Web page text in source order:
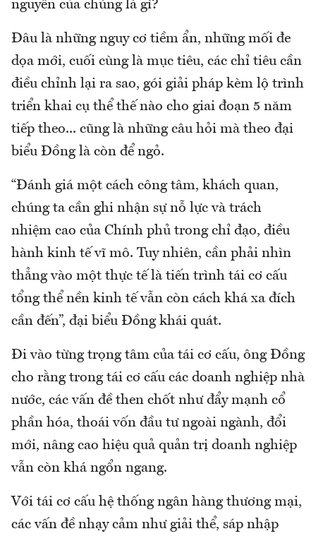
nguyên của chúng là gì?
Đâu là những nguy cơ tiềm ẩn, những mối đe
dọa mới, cuối cùng là mục tiêu, các chỉ tiêu cần
điều chỉnh lại ra sao, gói giải pháp kèm lộ trình
triển khai cụ thể thế nào cho giai đoạn 5 năm
tiếp theo... cũng là những câu hỏi mà theo đại
biểu Đồng là còn để ngỏ.
“Đánh giá một cách công tâm, khách quan,
chúng ta cần ghi nhận sự nỗ lực và trách
nhiệm cao của Chính phủ trong chỉ đạo, điều
hành kinh tế vĩ mô. Tuy nhiên, cần phải nhìn
thẳng vào một thực tế là tiến trình tái cơ cấu
tổng thể nền kinh tế vẫn còn cách khá xa đích
cần đến”, đại biểu Đồng khái quát.
Đi vào từng trọng tâm của tái cơ cấu, ông Đồng
cho rằng trong tái cơ cấu các doanh nghiệp nhà
nước, các vấn đề then chốt như đẩy mạnh cổ
phần hóa, thoái vốn đầu tư ngoài ngành, đổi
mới, nâng cao hiệu quả quản trị doanh nghiệp
vẫn còn khá ngổn ngang.
Với tái cơ cấu hệ thống ngân hàng thương mại,
các vấn đề nhạy cảm như giải thể, sáp nhập